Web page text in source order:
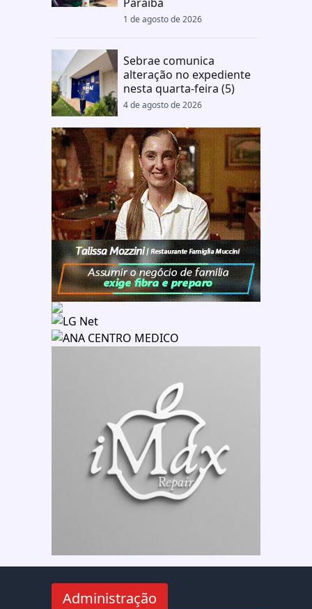
1 de agosto de 2026
Sebrae comunica
alteração no expediente
nesta quarta-feira (5)
4 de agosto de 2026
Administração